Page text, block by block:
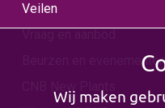
Veilen
Beurzen en evenementen
CNB New Plants
Wij maken